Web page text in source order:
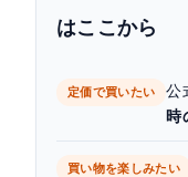
意
メルカリ・ラク
注意点偽物注意
実店舗で買える
はここから
定価で買いたい 公
時
買い物を楽しみたい